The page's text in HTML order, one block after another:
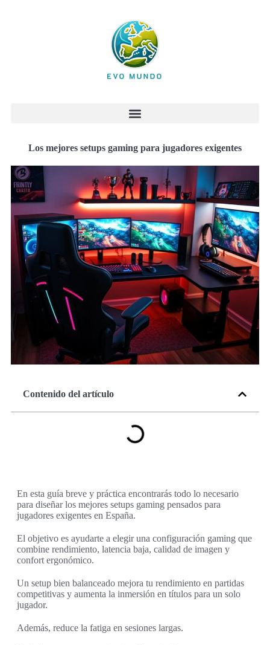
Los mejores setups gaming para jugadores exigentes
Contenido del artículo
En esta guía breve y práctica encontrarás todo lo necesario
para diseñar los mejores setups gaming pensados para
jugadores exigentes en España.
El objetivo es ayudarte a elegir una configuración gaming que
combine rendimiento, latencia baja, calidad de imagen y
confort ergonómico.
Un setup bien balanceado mejora tu rendimiento en partidas
competitivas y aumenta la inmersión en títulos para un solo
jugador.
Además, reduce la fatiga en sesiones largas.